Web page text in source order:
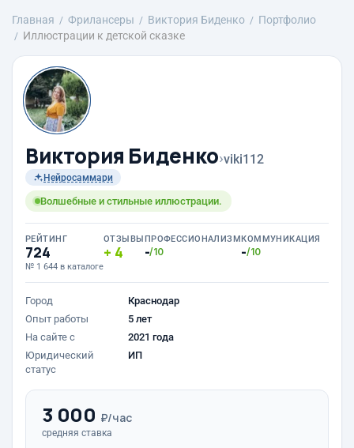
Главная Фрилансеры Виктория Биденко
Портфолио
Иллюстрации к детской сказке
Виктория Биденко›viki112
Нейросаммари
Волшебные и стильные иллюстрации.
РЕЙТИНГ
724
№ 1 644 в каталоге
ОТЗЫВЫ
4
ПРОФЕССИОНАЛИЗМ
-/10
КОММУНИКАЦИЯ
-/10
Город
Краснодар
Опыт работы
5 лет
На сайте с
2021 года
Юридический
статус
ИП
3 000 ₽/час
средняя ставка